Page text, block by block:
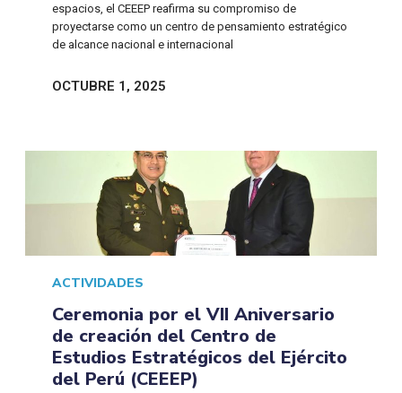
espacios, el CEEEP reafirma su compromiso de
proyectarse como un centro de pensamiento estratégico
de alcance nacional e internacional
OCTUBRE 1, 2025
ACTIVIDADES
Ceremonia por el VII Aniversario
de creación del Centro de
Estudios Estratégicos del Ejército
del Perú (CEEEP)